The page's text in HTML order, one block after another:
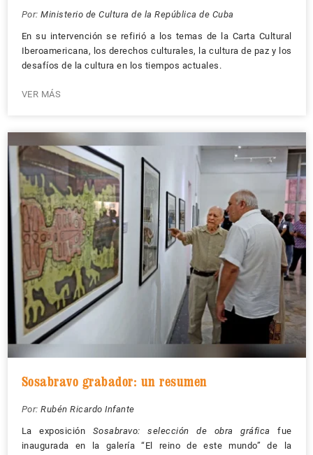
Por: Ministerio de Cultura de la República de Cuba
En su intervención se refirió a los temas de la Carta Cultural
Iberoamericana, los derechos culturales, la cultura de paz y los
desafíos de la cultura en los tiempos actuales.
VER MÁS
Sosabravo grabador: un resumen
Por: Rubén Ricardo Infante
La exposición Sosabravo: selección de obra gráfica fue
inaugurada en la galería “El reino de este mundo” de la